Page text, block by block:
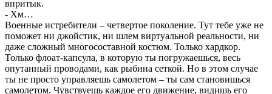
впритык.
- Хм…
Военные истребители – четвертое поколение. Тут тебе уже не
поможет ни джойстик, ни шлем виртуальной реальности, ни
даже сложный многосоставной костюм. Только хардкор.
Только флоат-капсула, в которую ты погружаешься, весь
опутанный проводами, как рыбина сеткой. Но в этом случае
ты не просто управляешь самолетом – ты сам становишься
самолетом. Чувствуешь каждое его движение, видишь его